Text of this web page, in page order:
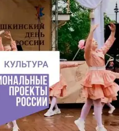
собор